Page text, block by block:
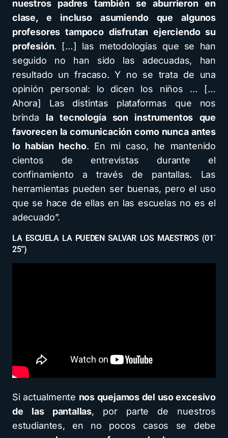
nuestros padres también se aburrieron en
clase, e incluso asumiendo que algunos
profesores tampoco disfrutan ejerciendo su
profesión. […] las metodologías que se han
seguido no han sido las adecuadas, han
resultado un fracaso. Y no se trata de una
opinión personal: lo dicen los niños … […
Ahora] Las distintas plataformas que nos
brinda la tecnología son instrumentos que
favorecen la comunicación como nunca antes
lo habían hecho. En mi caso, he mantenido
cientos de entrevistas durante el
confinamiento a través de pantallas. Las
herramientas pueden ser buenas, pero el uso
que se hace de ellas en las escuelas no es el
adecuado”.
LA ESCUELA LA PUEDEN SALVAR LOS MAESTROS (01´
25”)
Si actualmente nos quejamos del uso excesivo
de las pantallas, por parte de nuestros
estudiantes, en no pocos casos se debe